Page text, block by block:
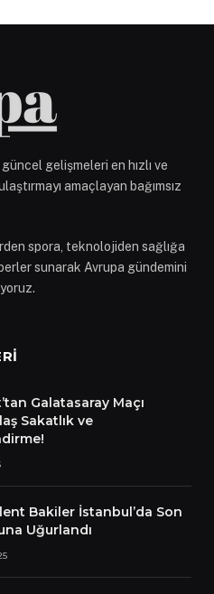
gelişmeleri en hızlı ve
amaçlayan bağımsız
spora, teknolojiden sağlığa
sunarak Avrupa gündemini
Galatasaray Maçı
Sakatlık ve
Bakiler İstanbul’da Son
Uğurlandı